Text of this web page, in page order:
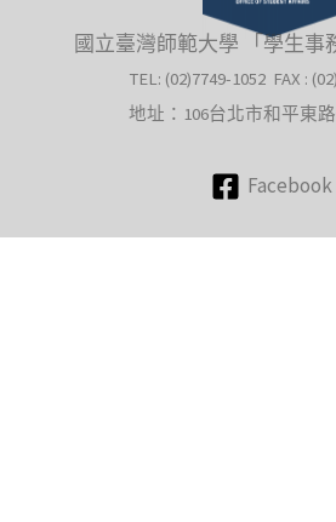
國立臺灣師範大學 「學生事
TEL: (02)7749-1052 FAX :
地址：106台北市和平東
Facebook